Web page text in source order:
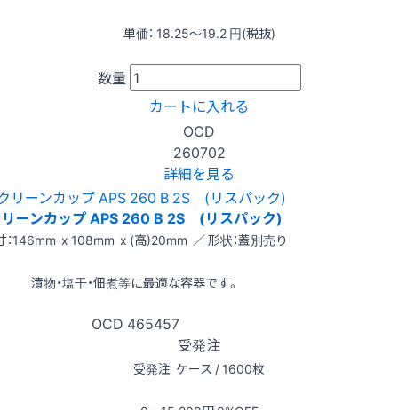
単価： 18.25〜19.2 円(税抜)
数量
カートに入れる
OCD
260702
詳細を見る
ーンカップ APS 260 B 2S (リスパック)
：146mm x 108mm x (高)20mm ／ 形状：蓋別売り
漬物・塩干・佃煮等に最適な容器です。
OCD 465457
受発注
受発注 ケース / 1600枚